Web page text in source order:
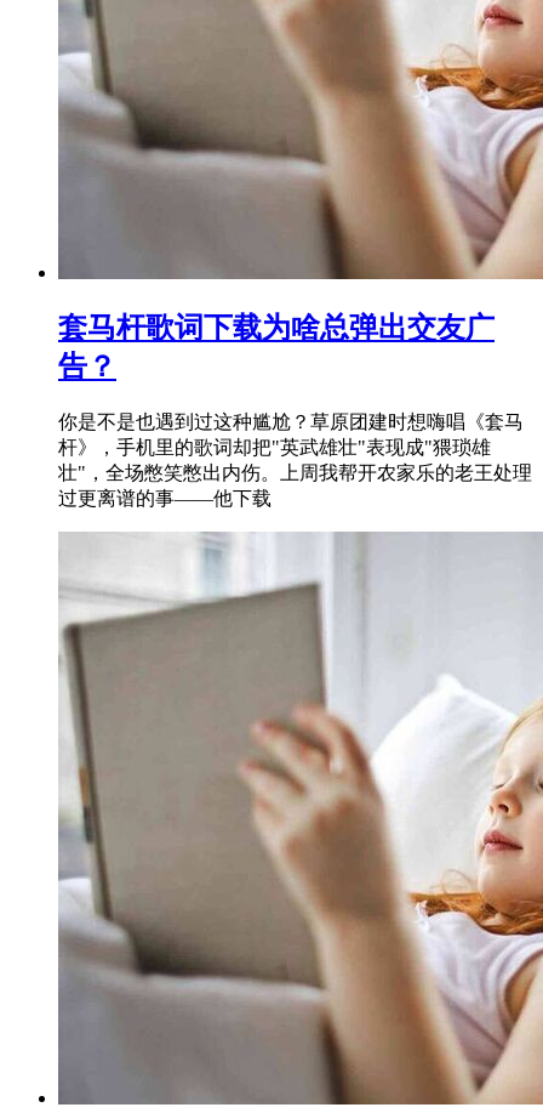
套马杆歌词下载为啥总弹出交友广
告？
你是不是也遇到过这种尴尬？草原团建时想嗨唱《套马
杆》，手机里的歌词却把"英武雄壮"表现成"猥琐雄
壮"，全场憋笑憋出内伤。上周我帮开农家乐的老王处理
过更离谱的事——他下载